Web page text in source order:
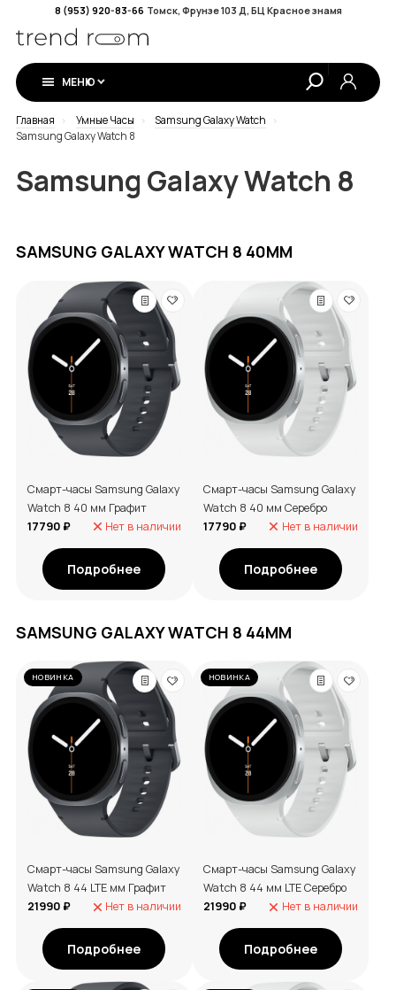
8 (953) 920-83-66 Томск, Фрунзе 103 Д, БЦ Красное знамя
МЕНЮ
Главная Умные Часы
Samsung Galaxy Watch
Samsung Galaxy Watch 8
Samsung Galaxy Watch 8
Смарт-часы Samsung Galaxy
Watch 8 40 мм Графит
17790 ₽
Нет в наличии
Подробнее
Смарт-часы Samsung Galaxy
Watch 8 40 мм Серебро
17790 ₽
Нет в наличии
Подробнее
SAMSUNG GALAXY WATCH 8 40ММ
НОВИНКА
Смарт-часы Samsung Galaxy
Watch 8 44 LTE мм Графит
21990 ₽
Нет в наличии
Подробнее
НОВИНКА
Смарт-часы Samsung Galaxy
Watch 8 44 мм LTE Серебро
21990 ₽
Нет в наличии
Подробнее
SAMSUNG GALAXY WATCH 8 44ММ